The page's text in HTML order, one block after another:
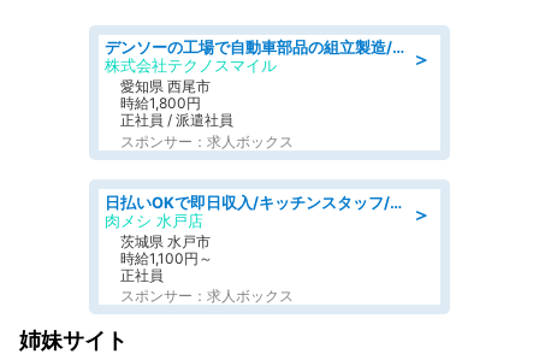
＞
デンソーの工場で自動車部品の組立製造/denso aichi
株式会社テクノスマイル
愛知県 西尾市
時給1,800円
正社員 / 派遣社員
スポンサー：求人ボックス
＞
日払いOKで即日収入/キッチンスタッフ/「原付免許必須」デリバリー業務など、自己成長可能な幅広い仕事に挑戦!髪型自由&ピアス・ネイルOK/茨城県/水戸市
肉メシ 水戸店
茨城県 水戸市
時給1,100円～
正社員
スポンサー：求人ボックス
姉妹サイト